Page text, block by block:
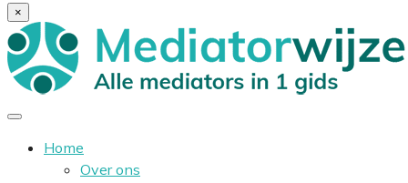
×
Home
Over ons